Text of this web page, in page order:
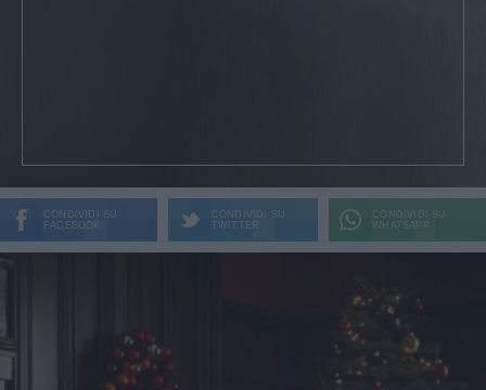
CONDIVIDI SU
FACEBOOK
CONDIVIDI SU
TWITTER
CONDIVIDI SU
WHATSAPP